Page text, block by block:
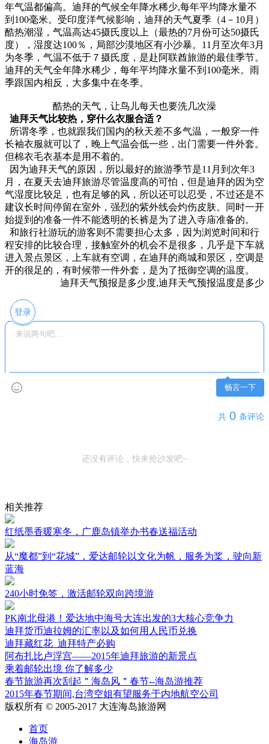
年气温都偏高。迪拜的气候全年降水稀少,每年平均降水量不
到100毫米。受印度洋气候影响，迪拜的天气夏季（4－10月）
酷热潮湿，气温高达45摄氏度以上（最热的7月份可达50摄氏
度），湿度达100％，局部沙漠地区有小沙暴。11月至次年3月
为冬季，气温不低于７摄氏度，是赴阿联酋旅游的最佳季节。
迪拜的天气全年降水稀少，每年平均降水量不到100毫米。雨
季跟国内相反，大多集中在冬季。
酷热的天气，让鸟儿每天也要洗几次澡
迪拜天气比较热，穿什么衣服合适？
所谓冬季，也就跟我们国内的秋天差不多气温，一般穿一件
长袖衣服就可以了，晚上气温会低一些，出门需要一件外套。
但棉衣毛衣基本是用不着的。
因为迪拜天气的原因，所以最好的旅游季节是11月到次年3
月，在夏天去迪拜旅游尽管温度高的可怕，但是迪拜的因为空
气湿度比较足，也有足够的风，所以还可以忍受，不过还是不
建议长时间停留在室外，强烈的紫外线会灼伤皮肤。同时一开
始提到的准备一件不能透明的长裤是为了进入寺庙准备的。
和旅行社游玩的游客则不需要担心太多，因为浏览时间和行
程安排的比较合理，接触室外的机会不是很多，几乎是下车就
进入景点景区，上车就有空调，在迪拜的商城和景区，空调是
开的很足的，有时候带一件外套，是为了抵御空调的温度。
迪拜天气预报是多少度,迪拜天气预报温度是多少
登录
畅言一下
共 0 条评论
还没有评论，快来抢沙发吧~
相关推荐
红纸墨香暖寒冬，广鹿岛镇举办书春送福活动
从“魔都”到“花城”，爱达邮轮以文化为帆，服务为桨，驶向新
蓝海
240小时免签，激活邮轮双向跨境游
PK南北母港！爱达地中海号大连出发的3大核心竞争力
迪拜货币迪拉姆的汇率以及如何用人民币兑换
迪拜藏红花_迪拜特产必购
阿布扎比卢浮宫——2015年迪拜旅游的新景点
乘着邮轮出境 你了解多少
春节旅游再次刮起＂海岛风＂春节--海岛游推荐
2015年春节期间,台湾空姐有望服务于内地航空公司
版权所有 © 2005-2017 大连海岛旅游网
首页
海岛游